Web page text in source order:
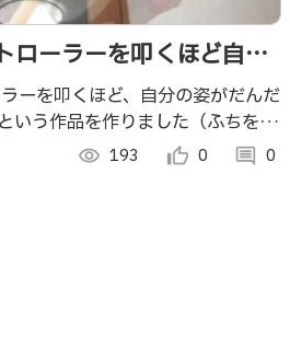
ローラーを叩くほど自分
いく...
ーを叩くほど、自分の姿がだんだ
いう作品を作りました（ふちを叩
透明になった姿が元通りになりま
visibility 193 thumb_up_alt 0 comment 0